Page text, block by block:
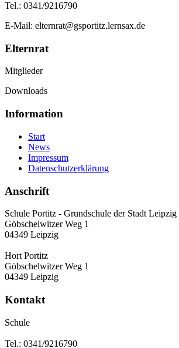
Tel.: 0341/9216790
E-Mail: elternrat@gsportitz.lernsax.de
Elternrat
Mitglieder
Downloads
Information
Start
News
Impressum
Datenschutzerklärung
Anschrift
Schule Portitz - Grundschule der Stadt Leipzig
Göbschelwitzer Weg 1
04349 Leipzig
Hort Portitz
Göbschelwitzer Weg 1
04349 Leipzig
Kontakt
Schule
Tel.: 0341/9216790